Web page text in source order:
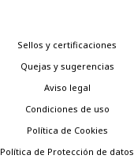
Sellos y certificaciones
Quejas y sugerencias
Aviso legal
Condiciones de uso
Política de Cookies
Política de Protección de datos